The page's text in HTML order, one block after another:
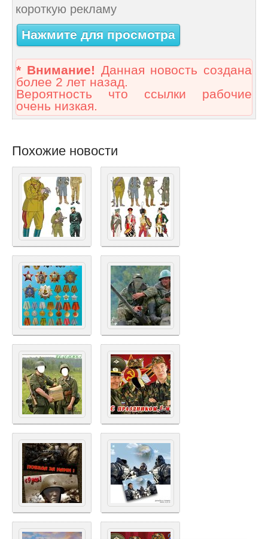
короткую рекламу
Нажмите для просмотра
* Внимание! Данная новость создана
более 2 лет назад.
Вероятность что ссылки рабочие
очень низкая.
Похожие новости